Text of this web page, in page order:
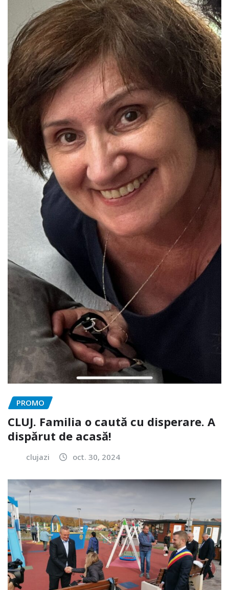
PROMO
CLUJ. Familia o caută cu disperare. A
dispărut de acasă!
clujazi oct. 30, 2024